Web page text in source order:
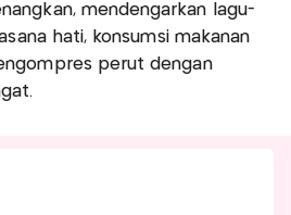
mendengarkan lagu-
hati, konsumsi makanan
perut dengan